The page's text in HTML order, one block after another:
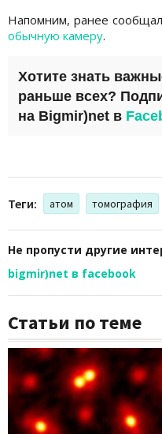
Напомним, ранее
обычную камеру.
Хотите знать
раньше всех?
на Bigmir)net в
Теги: атом томография
Не пропусти другие
bigmir)net в facebook
Статьи по теме